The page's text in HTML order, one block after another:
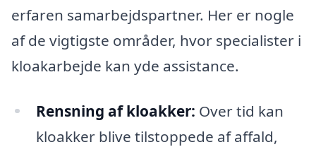
erfaren samarbejdspartner. Her er nogle
af de vigtigste områder, hvor specialister i
kloakarbejde kan yde assistance.
Rensning af kloakker: Over tid kan
kloakker blive tilstoppede af affald,